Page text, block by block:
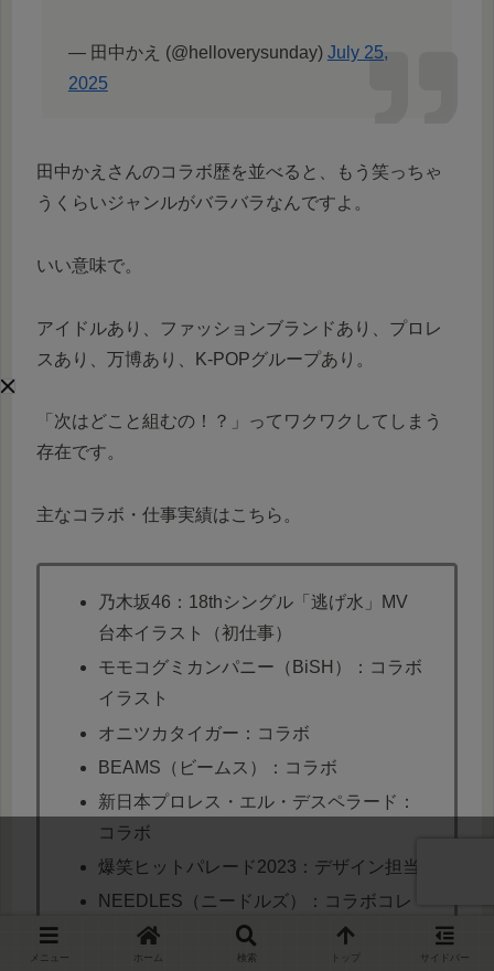
— 田中かえ (@helloverysunday) July 25,
2025
田中かえさんのコラボ歴を並べると、もう笑っちゃ
うくらいジャンルがバラバラなんですよ。
いい意味で。
アイドルあり、ファッションブランドあり、プロレ
スあり、万博あり、K-POPグループあり。
「次はどこと組むの！？」ってワクワクしてしまう
存在です。
主なコラボ・仕事実績はこちら。
乃木坂46：18thシングル「逃げ水」MV
台本イラスト（初仕事）
モモコグミカンパニー（BiSH）：コラボ
イラスト
オニツカタイガー：コラボ
BEAMS（ビームス）：コラボ
新日本プロレス・エル・デスペラード：
コラボ
爆笑ヒットパレード2023：デザイン担当
NEEDLES（ニードルズ）：コラボコレ
クション（2025年4月）
KIDILL（キディル）：コラボTシャツ
メニュー ホーム 検索 トップ サイドバー